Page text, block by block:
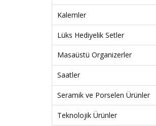
Kalemler
Lüks Hediyelik Setler
Masaüstü Organizerler
Saatler
Seramik ve Porselen Ürünler
Teknolojik Ürünler